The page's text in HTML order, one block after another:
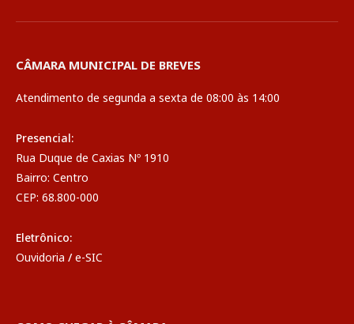
CÂMARA MUNICIPAL DE BREVES
Atendimento de segunda a sexta de 08:00 às 14:00
Presencial:
Rua Duque de Caxias Nº 1910
Bairro: Centro
CEP: 68.800-000
Eletrônico:
Ouvidoria / e-SIC